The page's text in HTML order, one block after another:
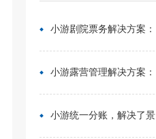
小游剧院票务解决方案：让观众像买电影票一样选座
小游露营管理解决方案：无需再用Excel管营位
小游统一分账，解决了景区在多渠道合作中的资金管理难题